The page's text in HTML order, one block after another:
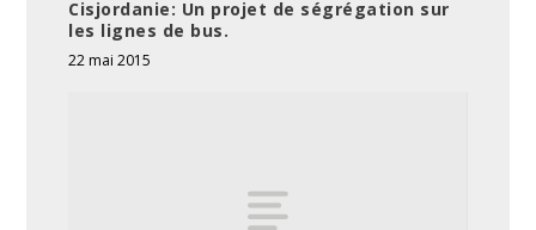
Cisjordanie: Un projet de ségrégation sur
les lignes de bus.
22 mai 2015